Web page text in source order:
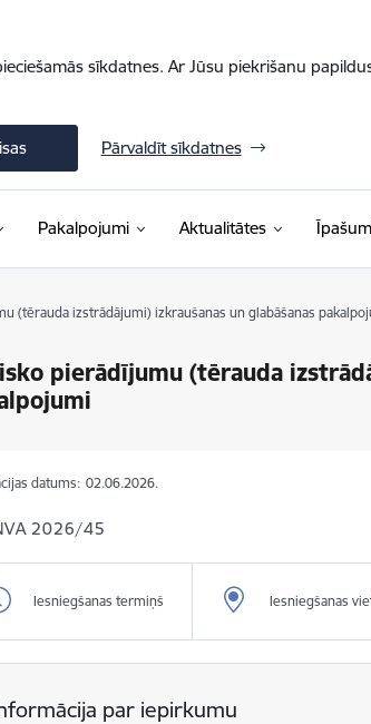
sīkdatnes. Ar Jūsu piekrišanu
Pārvaldīt sīkdatnes
Pakalpojumi Aktualitātes
(tērauda izstrādājumi) izkraušanas un glabāšanas
pierādījumu (tērauda
datums: 02.06.2026.
2026/45
Iesniegšanas termiņš Iesniegšanas
par iepirkumu